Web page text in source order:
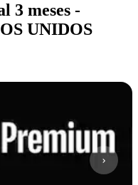
3 meses -
UNIDOS